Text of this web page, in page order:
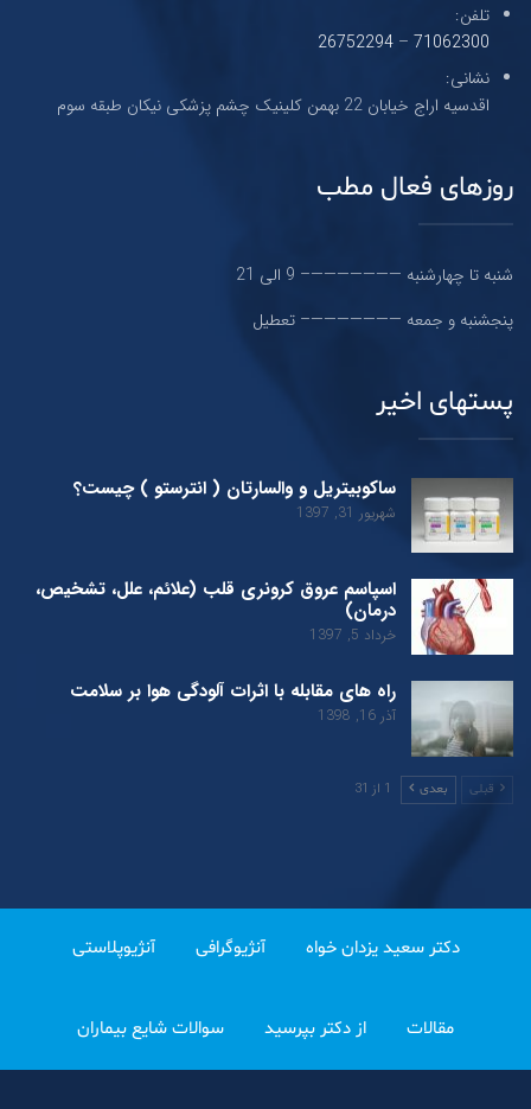
تلفن:
71062300
–
26752294
نشانی:
اقدسیه اراج خیابان 22 بهمن کلینیک چشم پزشکی نیکان طبقه سوم
روزهای فعال مطب
شنبه تا چهارشنبه ———————– 9 الی 21
پنجشنبه و جمعه ———————– تعطیل
پستهای اخیر
ساکوبیتریل و والسارتان ( انترستو ) چیست؟
شهریور 31, 1397
اسپاسم عروق کرونری قلب (علائم، علل، تشخیص،
درمان)
خرداد 5, 1397
راه های مقابله با اثرات آلودگی هوا بر سلامت
آذر 16, 1398
قبلی بعدی 1 از 31
دکتر سعید یزدان خواه آنژیوگرافی آنژیوپلاستی
مقالات از دکتر بپرسید سوالات شایع بیماران